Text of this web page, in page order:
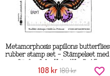
Metamorphosis papillons butterflies
rubber stamp set - Stämpelset med
fjärilar från KatzelKraft A5
108 kr 180 kr